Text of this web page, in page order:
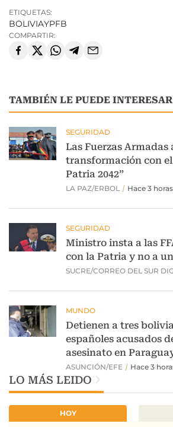
ETIQUETAS:
BOLIVIAYPFB
COMPARTIR:
TAMBIÉN LE PUEDE INTERESAR
LO MÁS LEIDO
HOY